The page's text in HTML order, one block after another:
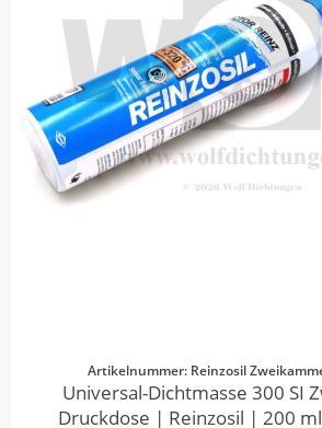
Artikelnummer: Reinzosil
Universal-Dichtmasse 300 SI
Druckdose | Reinzosil | 200